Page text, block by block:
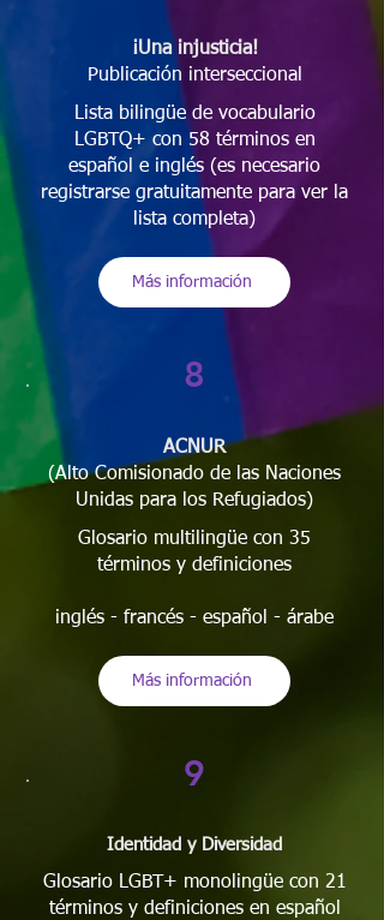
¡Una injusticia!
Publicación interseccional
Lista bilingüe de vocabulario
LGBTQ+ con 58 términos en
español e inglés (es necesario
registrarse gratuitamente para ver la
lista completa)
Más información
8
ACNUR
(Alto Comisionado de las Naciones
Unidas para los Refugiados)
Glosario multilingüe con 35
términos y definiciones
​inglés - francés - español - árabe
Más información
9
Identidad y Diversidad
Glosario LGBT+ monolingüe con 21
términos y definiciones en español